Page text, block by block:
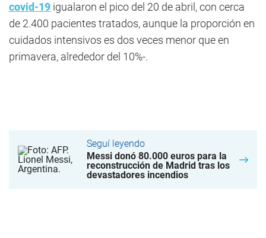
covid-19 igualaron el pico del 20 de abril, con cerca
de 2.400 pacientes tratados, aunque la proporción en
cuidados intensivos es dos veces menor que en
primavera, alrededor del 10%-.
Seguí leyendo
Messi donó 80.000 euros para la
reconstrucción de Madrid tras los
devastadores incendios